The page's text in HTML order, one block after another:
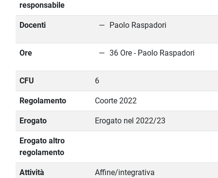
responsabile
Docenti Paolo Raspadori
Ore 36 Ore - Paolo Raspadori
CFU 6
Regolamento Coorte 2022
Erogato Erogato nel 2022/23
Erogato altro
regolamento
Attività Affine/integrativa